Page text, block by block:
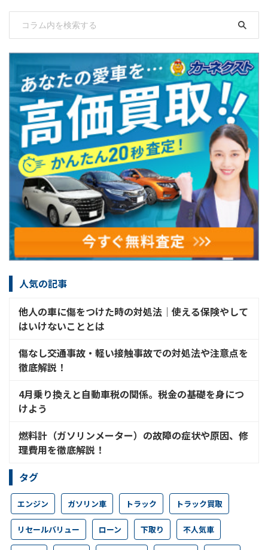
人気の記事
他人の車に傷をつけた時の対処法│使える保険やして
はいけないこととは
傷なし交通事故・軽い接触事故での対処法や注意点を
徹底解説！
4月乗り換えと自動車税の関係。税金の基礎を身につ
けよう
燃料計（ガソリンメーター）の故障の症状や原因、修
理費用を徹底解説！
タグ
エンジン ガソリン車 トラック トラック買取
リセールバリュー ローン 下取り 不人気車